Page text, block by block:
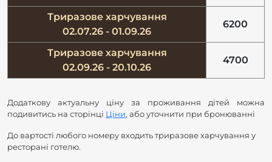
Триразове харчування
02.07.26 - 01.09.26
6200
Триразове харчування
02.09.26 - 20.10.26
4700
Додаткову актуальну ціну за проживання дітей можна
подивитись на сторінці Ціни, або уточнити при бронюванні
До вартості любого номеру входить триразове харчування у
ресторані готелю.